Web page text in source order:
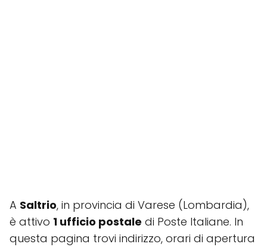
A Saltrio, in provincia di Varese (Lombardia),
è attivo 1 ufficio postale di Poste Italiane. In
questa pagina trovi indirizzo, orari di apertura